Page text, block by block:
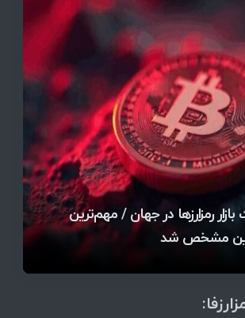
در اقتصاد دیجیتال اهمیت دارد؟
رمزارزها در جهان / مهم‌ترین
مشخص شد
بازار رمزارزها / بیت‌کوین سبز شد
قیمت تتر، بیت‌کوین و اتریوم امروز دوشنبه ۵ مرداد
این مرز را از دست بدهد، همه‌چیز
رقابت پنهان دولت‌ها بر سر بیت‌کوین/ ۱۰ کشور برتر
رمزارزها / بیت‌کوین وارد فاز تازه شد
ارز دیجیتال؛ شکایت میلیاردی روی
و خطر فروش اجباری میلیاردها